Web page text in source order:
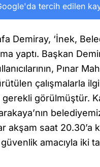
tercih edilen
Demiray, ‘İnek,
yaptı. Başkan
Pınar
çalışmalarla
gerekli görülmüştür.
akşam saat
amacıyla iki